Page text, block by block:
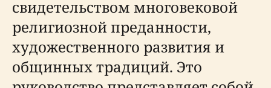
свидетельством многовековой
религиозной преданности,
художественного развития и
общинных традиций. Это